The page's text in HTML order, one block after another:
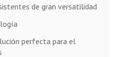
de gran versatilidad
perfecta para el